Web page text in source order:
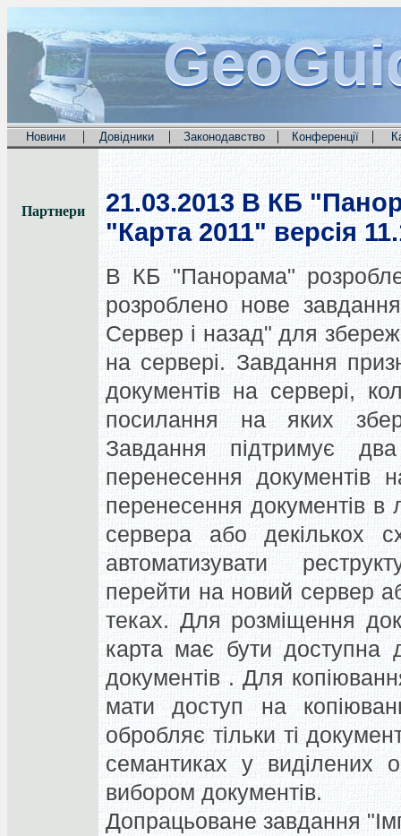
Новини | Довідники | Законодавство | Конференції |
Партнери 21.03.2013 В КБ
"Карта 2011" версія
В КБ "Панорама"
розроблено нове
Cервер і назад" для
на сервері. Завдання
документів на сервері,
посилання на яких
Завдання підтримує
перенесення документів
перенесення документів
сервера або декількох
автоматизувати
перейти на новий сервер
теках. Для розміщення
карта має бути доступна
документів . Для
мати доступ на
обробляє тільки ті
семантиках у виділених
вибором документів.
Допрацьоване завдання